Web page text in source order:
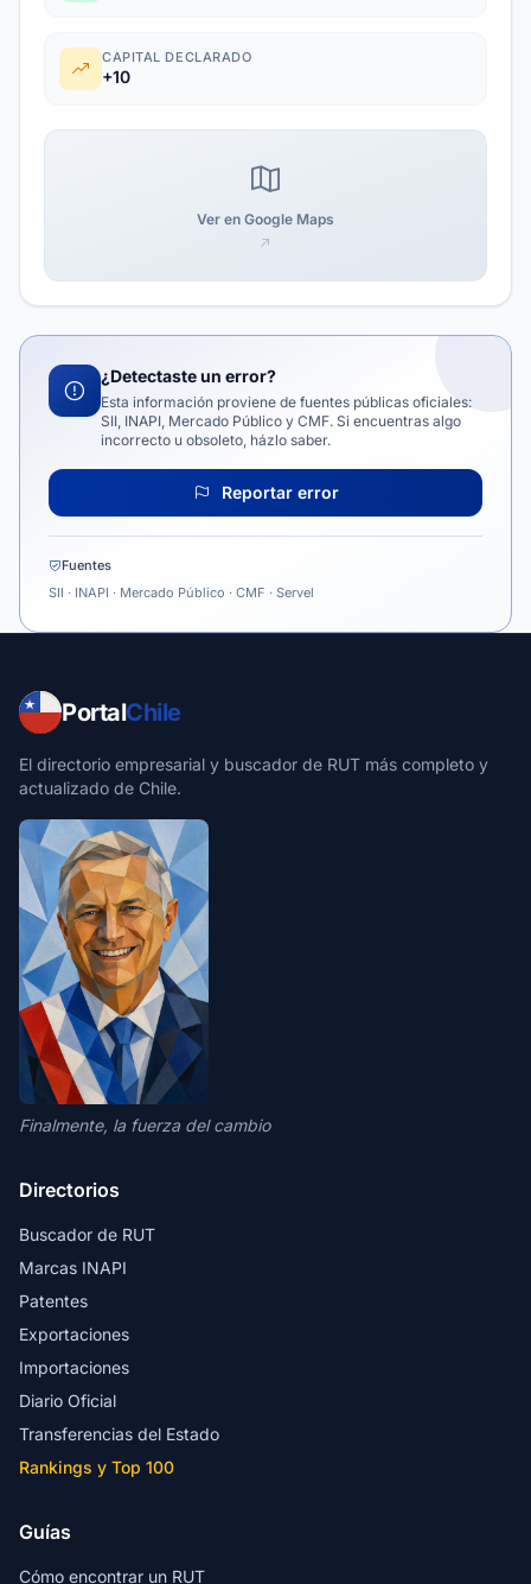
CAPITAL DECLARADO
+10
Ver en Google Maps
¿Detectaste un error?
Esta información proviene de fuentes públicas oficiales:
SII, INAPI, Mercado Público y CMF. Si encuentras algo
incorrecto u obsoleto, házlo saber.
Reportar error
Fuentes
SII · INAPI · Mercado Público · CMF · Servel
PortalChile
El directorio empresarial y buscador de RUT más completo y
actualizado de Chile.
Finalmente, la fuerza del cambio
Directorios
Buscador de RUT
Marcas INAPI
Patentes
Exportaciones
Importaciones
Diario Oficial
Transferencias del Estado
Rankings y Top 100
Guías
Cómo encontrar un RUT